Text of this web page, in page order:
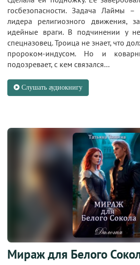
госбезопасности. Задача Лаймы –
лидера религиозного движения,
идейные враги. В подчинении у
спецназовец. Троица не знает, что
пророком-индусом. Но и
подозревает, с кем связался…
Слушать аудиокнигу
Мираж для Белого